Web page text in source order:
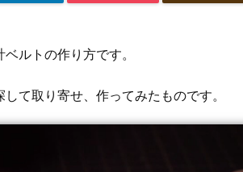
ルトの作り方です。
て取り寄せ、作ってみたものです。